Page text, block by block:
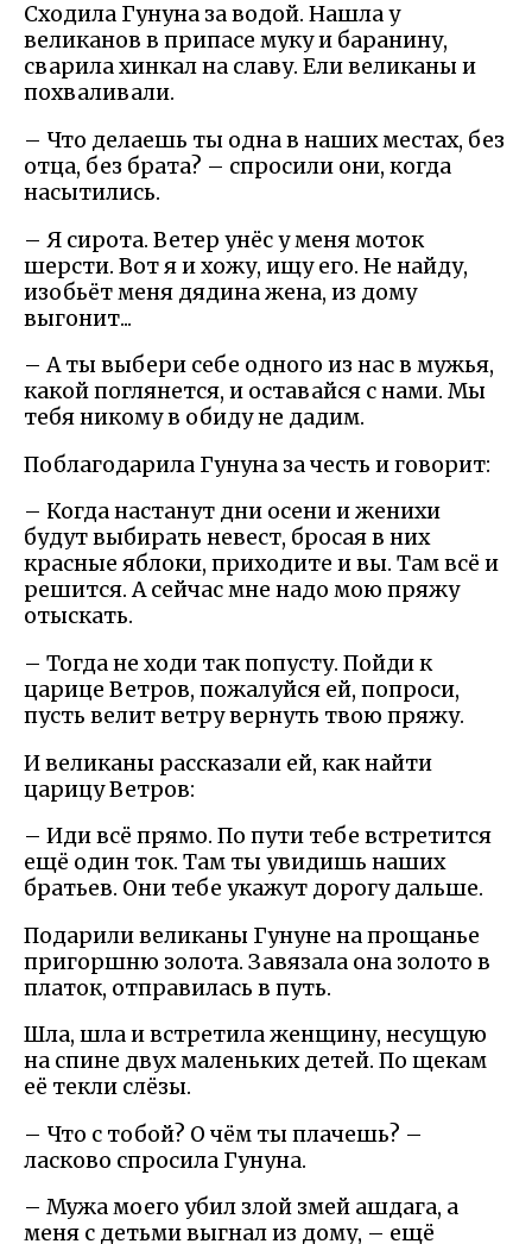
Сходила Гунуна за водой. Нашла у
великанов в припасе муку и баранину,
сварила хинкал на славу. Ели великаны и
похваливали.
– Что делаешь ты одна в наших местах, без
отца, без брата? – спросили они, когда
насытились.
– Я сирота. Ветер унёс у меня моток
шерсти. Вот я и хожу, ищу его. Не найду,
изобьёт меня дядина жена, из дому
выгонит...
– А ты выбери себе одного из нас в мужья,
какой поглянется, и оставайся с нами. Мы
тебя никому в обиду не дадим.
Поблагодарила Гунуна за честь и говорит:
– Когда настанут дни осени и женихи
будут выбирать невест, бросая в них
красные яблоки, приходите и вы. Там всё и
решится. А сейчас мне надо мою пряжу
отыскать.
– Тогда не ходи так попусту. Пойди к
царице Ветров, пожалуйся ей, попроси,
пусть велит ветру вернуть твою пряжу.
И великаны рассказали ей, как найти
царицу Ветров:
– Иди всё прямо. По пути тебе встретится
ещё один ток. Там ты увидишь наших
братьев. Они тебе укажут дорогу дальше.
Подарили великаны Гунуне на прощанье
пригоршню золота. Завязала она золото в
платок, отправилась в путь.
Шла, шла и встретила женщину, несущую
на спине двух маленьких детей. По щекам
её текли слёзы.
– Что с тобой? О чём ты плачешь? –
ласково спросила Гунуна.
– Мужа моего убил злой змей ашдага, а
меня с детьми выгнал из дому, – ещё